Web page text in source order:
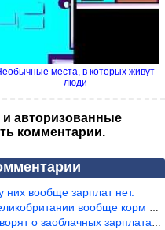
места, в которых живут
люди
и авторизованные
комментарии.
них вообще зарплат нет.
вообще корм для живот
заоблачных зарплатах определё